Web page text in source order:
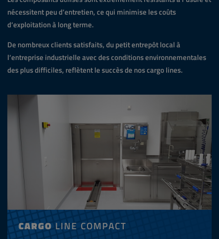
nécessitent peu d‘entretien, ce qui minimise les coûts
d‘exploitation à long terme.
De nombreux clients satisfaits, du petit entrepôt local à
l‘entreprise industrielle avec des conditions environnementales
des plus difficiles, reflètent le succès de nos cargo lines.
CARGO LINE COMPACT